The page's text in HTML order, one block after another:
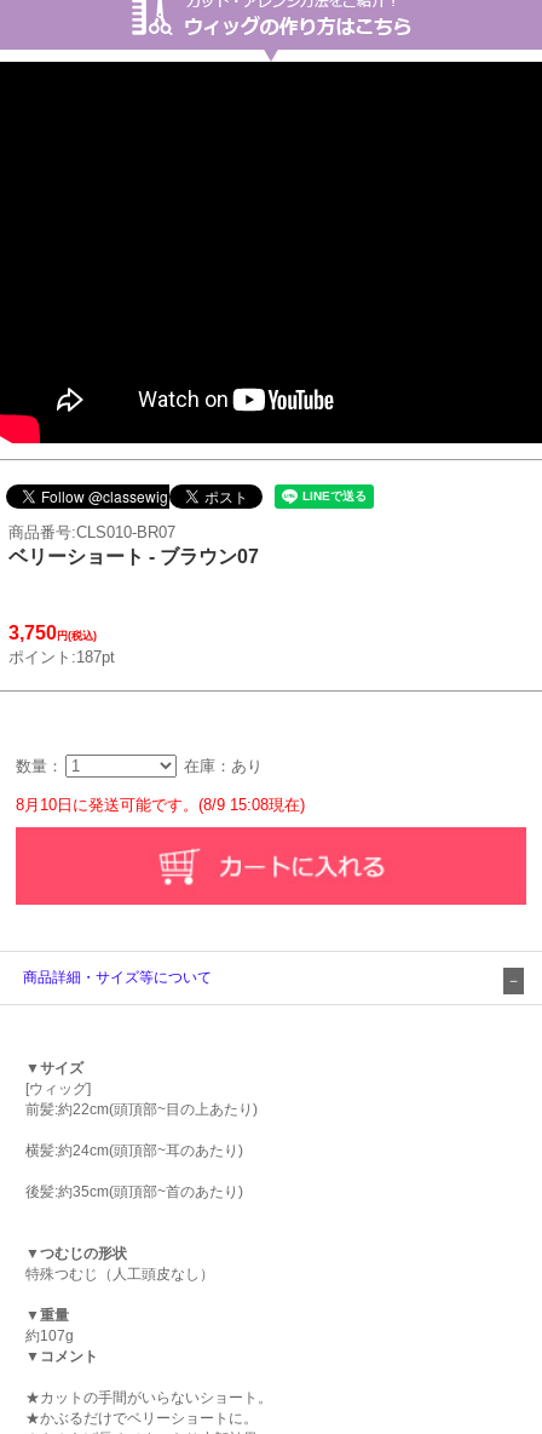
商品番号:CLS010-BR07
ベリーショート - ブラウン07
3,750円(税込)
ポイント:187pt
数量： 在庫：あり
8月10日に発送可能です。(8/9 15:08現在)
商品詳細・サイズ等について
▼サイズ
[ウィッグ]
前髪:約22cm(頭頂部~目の上あたり)
横髪:約24cm(頭頂部~耳のあたり)
後髪:約35cm(頭頂部~首のあたり)
▼つむじの形状
特殊つむじ（人工頭皮なし）
▼重量
約107g
▼コメント
★カットの手間がいらないショート。
★かぶるだけでベリーショートに。